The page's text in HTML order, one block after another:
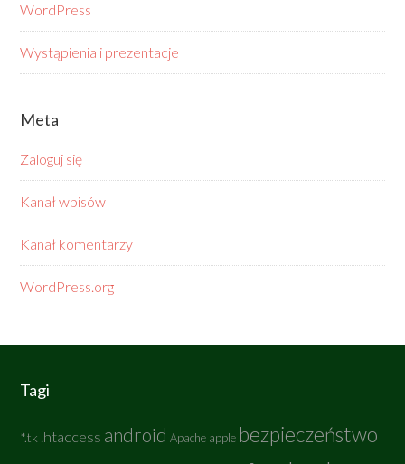
WordPress
Wystąpienia i prezentacje
Meta
Zaloguj się
Kanał wpisów
Kanał komentarzy
WordPress.org
Tagi
*.tk .htaccess android Apache apple bezpieczeństwo